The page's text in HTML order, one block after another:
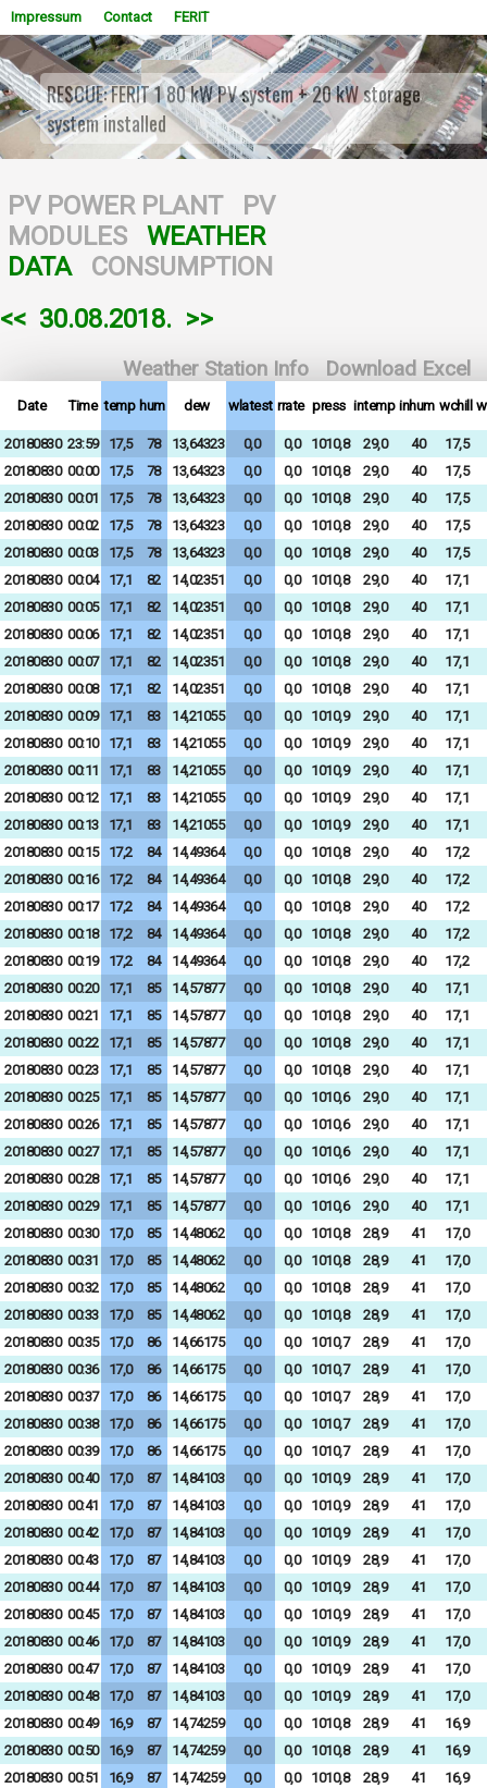
Impressum Contact FERIT
WOWSlider.com
RESCUE: FERIT 1 80 kW PV system + 20 kW storage
system installed
PV POWER PLANT
PV
MODULES
WEATHER
DATA
CONSUMPTION
<< 30.08.2018. >>
Download Excel
Weather Station Info
Date Time temp hum dew wlatest rrate press intemp inhum wchill
20180830 23:59 17,5 78 13,64323 0,0 0,0 1010,8 29,0 40
17,5
20180830 00:00 17,5 78 13,64323 0,0 0,0 1010,8 29,0 40
17,5
20180830 00:01 17,5 78 13,64323 0,0 0,0 1010,8 29,0 40
17,5
20180830 00:02 17,5 78 13,64323 0,0 0,0 1010,8 29,0 40
17,5
20180830 00:03 17,5 78 13,64323 0,0 0,0 1010,8 29,0 40
17,5
20180830 00:04 17,1 82 14,02351 0,0 0,0 1010,8 29,0 40
17,1
20180830 00:05 17,1 82 14,02351 0,0 0,0 1010,8 29,0 40
17,1
20180830 00:06 17,1 82 14,02351 0,0 0,0 1010,8 29,0 40
17,1
20180830 00:07 17,1 82 14,02351 0,0 0,0 1010,8 29,0 40
17,1
20180830 00:08 17,1 82 14,02351 0,0 0,0 1010,8 29,0 40
17,1
20180830 00:09 17,1 83 14,21055 0,0 0,0 1010,9 29,0 40
17,1
20180830 00:10 17,1 83 14,21055 0,0 0,0 1010,9 29,0 40
17,1
20180830 00:11 17,1 83 14,21055 0,0 0,0 1010,9 29,0 40
17,1
20180830 00:12 17,1 83 14,21055 0,0 0,0 1010,9 29,0 40
17,1
20180830 00:13 17,1 83 14,21055 0,0 0,0 1010,9 29,0 40
17,1
20180830 00:15 17,2 84 14,49364 0,0 0,0 1010,8 29,0 40
17,2
20180830 00:16 17,2 84 14,49364 0,0 0,0 1010,8 29,0 40
17,2
20180830 00:17 17,2 84 14,49364 0,0 0,0 1010,8 29,0 40
17,2
20180830 00:18 17,2 84 14,49364 0,0 0,0 1010,8 29,0 40
17,2
20180830 00:19 17,2 84 14,49364 0,0 0,0 1010,8 29,0 40
17,2
20180830 00:20 17,1 85 14,57877 0,0 0,0 1010,8 29,0 40
17,1
20180830 00:21 17,1 85 14,57877 0,0 0,0 1010,8 29,0 40
17,1
20180830 00:22 17,1 85 14,57877 0,0 0,0 1010,8 29,0 40
17,1
20180830 00:23 17,1 85 14,57877 0,0 0,0 1010,8 29,0 40
17,1
20180830 00:25 17,1 85 14,57877 0,0 0,0 1010,6 29,0 40
17,1
20180830 00:26 17,1 85 14,57877 0,0 0,0 1010,6 29,0 40
17,1
20180830 00:27 17,1 85 14,57877 0,0 0,0 1010,6 29,0 40
17,1
20180830 00:28 17,1 85 14,57877 0,0 0,0 1010,6 29,0 40
17,1
20180830 00:29 17,1 85 14,57877 0,0 0,0 1010,6 29,0 40
17,1
20180830 00:30 17,0 85 14,48062 0,0 0,0 1010,8 28,9 41
17,0
20180830 00:31 17,0 85 14,48062 0,0 0,0 1010,8 28,9 41
17,0
20180830 00:32 17,0 85 14,48062 0,0 0,0 1010,8 28,9 41
17,0
20180830 00:33 17,0 85 14,48062 0,0 0,0 1010,8 28,9 41
17,0
20180830 00:35 17,0 86 14,66175 0,0 0,0 1010,7 28,9 41
17,0
20180830 00:36 17,0 86 14,66175 0,0 0,0 1010,7 28,9 41
17,0
20180830 00:37 17,0 86 14,66175 0,0 0,0 1010,7 28,9 41
17,0
20180830 00:38 17,0 86 14,66175 0,0 0,0 1010,7 28,9 41
17,0
20180830 00:39 17,0 86 14,66175 0,0 0,0 1010,7 28,9 41
17,0
20180830 00:40 17,0 87 14,84103 0,0 0,0 1010,9 28,9 41
17,0
20180830 00:41 17,0 87 14,84103 0,0 0,0 1010,9 28,9 41
17,0
20180830 00:42 17,0 87 14,84103 0,0 0,0 1010,9 28,9 41
17,0
20180830 00:43 17,0 87 14,84103 0,0 0,0 1010,9 28,9 41
17,0
20180830 00:44 17,0 87 14,84103 0,0 0,0 1010,9 28,9 41
17,0
20180830 00:45 17,0 87 14,84103 0,0 0,0 1010,9 28,9 41
17,0
20180830 00:46 17,0 87 14,84103 0,0 0,0 1010,9 28,9 41
17,0
20180830 00:47 17,0 87 14,84103 0,0 0,0 1010,9 28,9 41
17,0
20180830 00:48 17,0 87 14,84103 0,0 0,0 1010,9 28,9 41
17,0
20180830 00:49 16,9 87 14,74259 0,0 0,0 1010,8 28,9 41
16,9
20180830 00:50 16,9 87 14,74259 0,0 0,0 1010,8 28,9 41
16,9
20180830 00:51 16,9 87 14,74259 0,0 0,0 1010,8 28,9 41
16,9